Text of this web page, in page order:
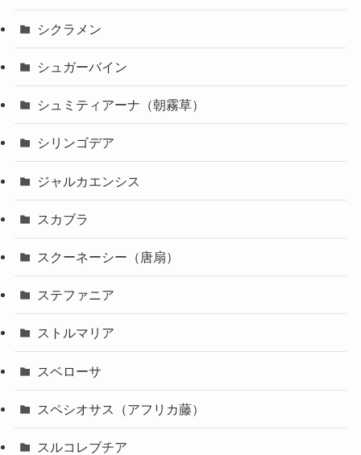
シクラメン
シュガーバイン
シュミティアーナ（朝霧草）
シリンゴデア
ジャルカエンシス
スカブラ
スクーネーシー（唐扇）
ステファニア
ストルマリア
スベローサ
スペシオサス（アフリカ藤）
スルコレブチア